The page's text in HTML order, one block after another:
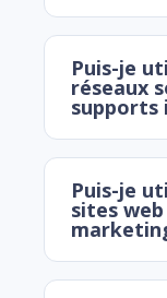
Puis-je
réseaux
supports
Puis-je
sites